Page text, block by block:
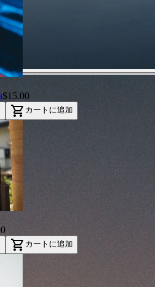
$15.00
shopping_cart カートに追加
shopping_cart カートに追加